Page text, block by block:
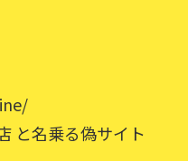
と名乗る偽サイト